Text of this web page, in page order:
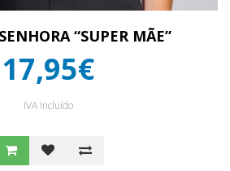
“SUPER MÃE”
17,95€
IVA Incluído